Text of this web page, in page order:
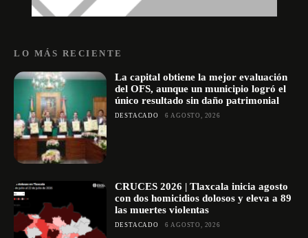
LO MÁS RECIENTE
La capital obtiene la mejor evaluación
del OFS, aunque un municipio logró el
único resultado sin daño patrimonial
DESTACADO 6 AGOSTO, 2026
CRUCES 2026 | Tlaxcala inicia agosto
con dos homicidios dolosos y eleva a 89
las muertes violentas
DESTACADO 6 AGOSTO, 2026